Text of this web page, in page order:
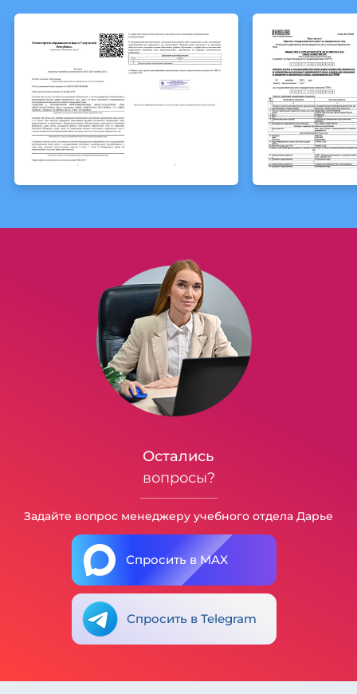
Остались
вопросы?
Задайте вопрос менеджеру учебного отдела Дарье
Спросить в MAX
Спросить в Telegram